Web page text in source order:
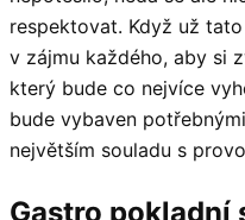
respektovat. Když už
v zájmu každého, aby si
který bude co nejvíce
bude vybaven
největším souladu s
Gastro pokladní